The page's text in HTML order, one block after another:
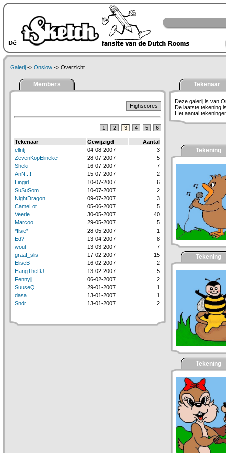
Galerij -> Onslow -> Overzicht
Members
Highscores
1 2 3 4 5 6
Tekenaar Gewijzigd
Aantal
ellntj
04-08-2007
3
ZevenKopElineke
28-07-2007
5
Sheki
16-07-2007
7
AnN...!
15-07-2007
2
Lingirl
10-07-2007
6
SuSuSom
10-07-2007
2
NightDragon
09-07-2007
3
CameLot
05-06-2007
5
Veerle
30-05-2007
40
Marcoo
29-05-2007
5
*Ilsie*
28-05-2007
1
Ed?
13-04-2007
8
wout
13-03-2007
7
graaf_slis
17-02-2007
15
EliseB
16-02-2007
2
HangTheDJ
13-02-2007
5
Fennyjj
06-02-2007
2
SuuseQ
29-01-2007
1
dasa
13-01-2007
1
Sndr
13-01-2007 2
Tekenaar
Deze galerij is van
De laatste tekening
Het aantal
Tekening
Tekening
Tekening